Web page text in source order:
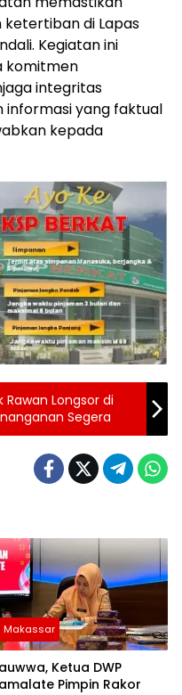
ketertiban di Lapas
Kegiatan ini
komitmen
integritas
informasi yang faktual
kepada
Longsor di
Segera
Makassar
Ketua DWP
Pimpin Rakor